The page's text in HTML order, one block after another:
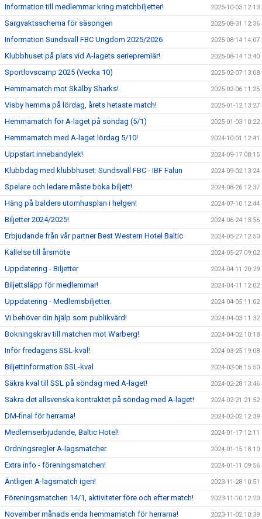
Information till medlemmar kring matchbiljetter! 2025-10-03 12:13
Sargvaktsschema för säsongen 2025-08-31 12:36
Information Sundsvall FBC Ungdom 2025/2026 2025-08-14 14:07
Klubbhuset på plats vid A-lagets seriepremiär! 2025-08-14 13:40
Sportlovscamp 2025 (Vecka 10) 2025-02-07 13:08
Hemmamatch mot Skälby Sharks! 2025-02-06 11:25
Visby hemma på lördag, årets hetaste match! 2025-01-12 13:27
Hemmamatch för A-laget på söndag (5/1) 2025-01-03 10:22
Hemmamatch med A-laget lördag 5/10! 2024-10-01 12:41
Uppstart innebandylek! 2024-09-17 08:15
Klubbdag med klubbhuset: Sundsvall FBC - IBF Falun 2024-09-02 13:24
Spelare och ledare måste boka biljett! 2024-08-26 12:37
Häng på balders utomhusplan i helgen! 2024-07-10 12:44
Biljetter 2024/2025! 2024-06-24 13:56
Erbjudande från vår partner Best Western Hotel Baltic 2024-05-27 12:50
Kallelse till årsmöte 2024-05-27 09:02
Uppdatering - Biljetter 2024-04-11 20:29
Biljettsläpp för medlemmar! 2024-04-11 12:02
Uppdatering - Medlemsbiljetter. 2024-04-05 11:02
Vi behöver din hjälp som publikvärd! 2024-04-03 11:32
Bokningskrav till matchen mot Warberg! 2024-04-02 10:18
Inför fredagens SSL-kval! 2024-03-25 19:08
Biljettinformation SSL-kval 2024-03-08 15:50
Säkra kval till SSL på söndag med A-laget! 2024-02-28 13:46
Säkra det allsvenska kontraktet på söndag med A-laget! 2024-02-21 21:52
DM-final för herrarna! 2024-02-02 12:39
Medlemserbjudande, Baltic Hotel! 2024-01-17 12:11
Ordningsregler A-lagsmatcher. 2024-01-15 18:10
Extra info - föreningsmatchen! 2024-01-11 09:56
Äntligen A-lagsmatch igen! 2023-11-28 10:51
Föreningsmatchen 14/1, aktiviteter före och efter match! 2023-11-10 12:20
November månads enda hemmamatch för herrarna! 2023-11-02 10:39